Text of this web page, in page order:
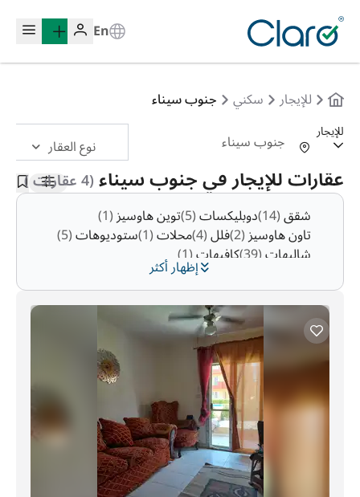
En
للإيجار سكني جنوب سيناء
للإيجار
نوع العقار
عقارات للإيجار في جنوب سيناء(4 عقارات )
الترتيب: تلقائي
إظهار أكثر
شقق(14) دوبليكسات(5) توين هاوسيز(1)
تاون هاوسيز(2) فلل(4) محلات(1) ستوديوهات(5)
شاليهات(39) كافيهات(1)